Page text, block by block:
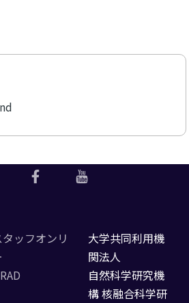
タッフオンリ
大学共同利用機
関法人
自然科学研究機
構 核融合科学研